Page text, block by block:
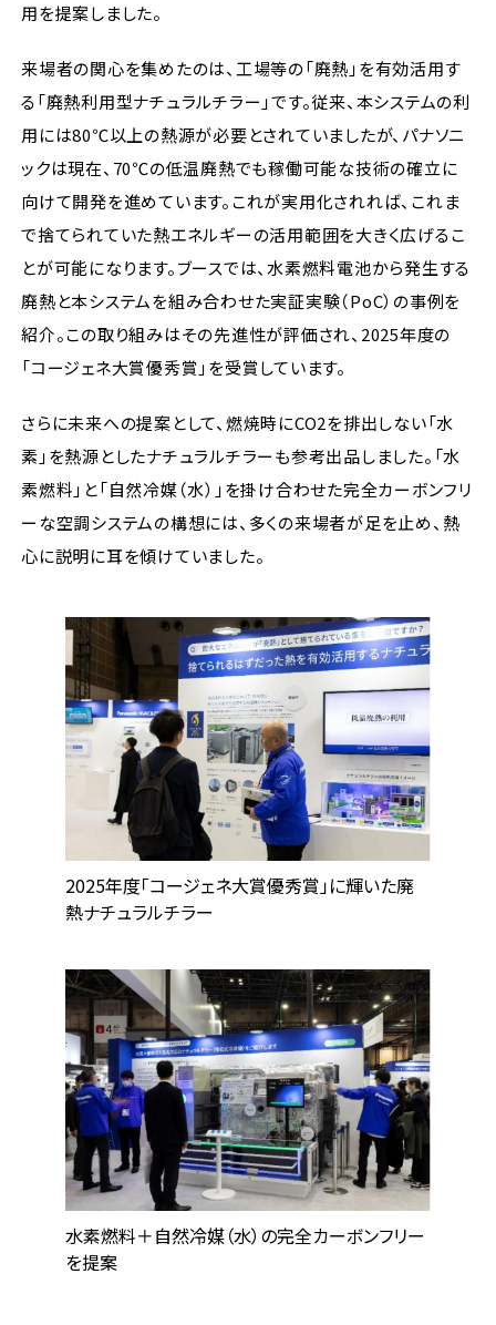
用を提案しました。
来場者の関心を集めたのは、工場等の「廃熱」を有効活用す
る「廃熱利用型ナチュラルチラー」です。従来、本システムの利
用には80℃以上の熱源が必要とされていましたが、パナソニ
ックは現在、70℃の低温廃熱でも稼働可能な技術の確立に
向けて開発を進めています。これが実用化されれば、これま
で捨てられていた熱エネルギーの活用範囲を大きく広げるこ
とが可能になります。ブースでは、水素燃料電池から発生する
廃熱と本システムを組み合わせた実証実験（PoC）の事例を
紹介。この取り組みはその先進性が評価され、2025年度の
「コージェネ大賞優秀賞」を受賞しています。
さらに未来への提案として、燃焼時にCO2を排出しない「水
素」を熱源としたナチュラルチラーも参考出品しました。「水
素燃料」と「自然冷媒（水）」を掛け合わせた完全カーボンフリ
ーな空調システムの構想には、多くの来場者が足を止め、熱
心に説明に耳を傾けていました。
2025年度「コージェネ大賞優秀賞」に輝いた廃
熱ナチュラルチラー
水素燃料＋自然冷媒（水）の完全カーボンフリー
を提案